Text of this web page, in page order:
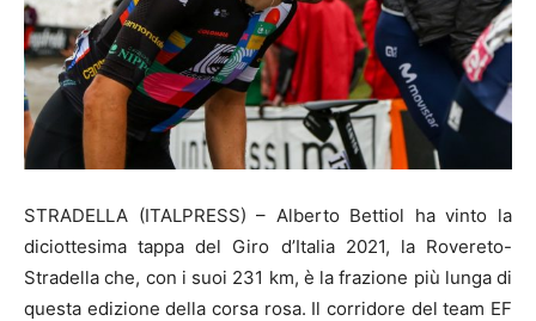
STRADELLA (ITALPRESS) – Alberto Bettiol ha vinto la
diciottesima tappa del Giro d’Italia 2021, la Rovereto-
Stradella che, con i suoi 231 km, è la frazione più lunga di
questa edizione della corsa rosa. Il corridore del team EF